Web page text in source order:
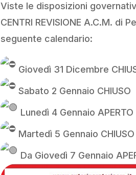
Viste le disposizioni
CENTRI REVISIONE A.C.M.
seguente calendario:
Giovedì 31 Dicembre
Sabato 2 Gennaio CHIUSO
Lunedì 4 Gennaio APERTO
Martedì 5 Gennaio CHIUSO
Da Giovedì 7 Gennaio